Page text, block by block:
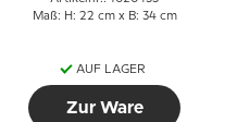
Maß: H: 22 cm x B: 34 cm
AUF LAGER
Zur Ware